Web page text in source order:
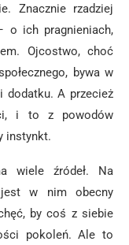
Znacznie rzadziej
o ich pragnieniach,
Ojcostwo, choć
bywa w
dodatku. A przecież
i to z powodów
instynkt.
wiele źródeł. Na
jest w nim obecny
by coś z siebie
pokoleń. Ale to